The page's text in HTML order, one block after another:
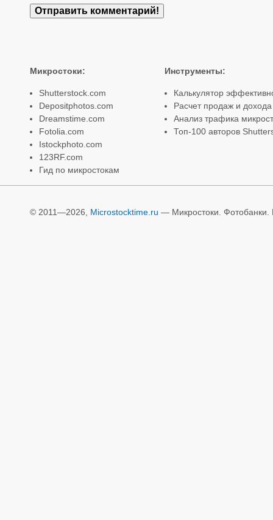
Микростоки:
Shutterstock.com
Depositphotos.com
Dreamstime.com
Fotolia.com
Istockphoto.com
123RF.com
Гид по микростокам
Инструменты:
Калькулятор
Расчет продаж и дохода
Анализ трафика
Топ-100 авторов
© 2011—2026, Microstocktime.ru — Микростоки. Фотобанки.